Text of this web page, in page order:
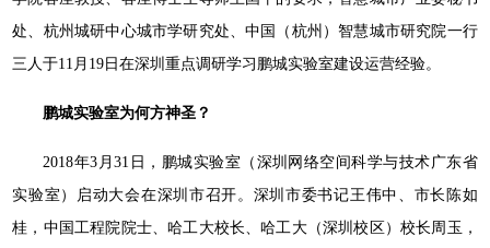
处、杭州城研中心城市学研究处、中国（杭州）智慧城市研究院一行
三人于11月19日在深圳重点调研学习鹏城实验室建设运营经验。
鹏城实验室为何方神圣？
2018年3月31日，鹏城实验室（深圳网络空间科学与技术广东省
实验室）启动大会在深圳市召开。深圳市委书记王伟中、市长陈如
桂，中国工程院院士、哈工大校长、哈工大（深圳校区）校长周玉，